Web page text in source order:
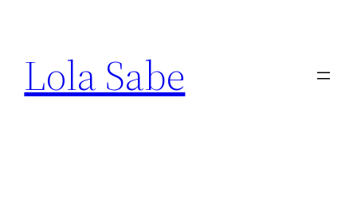
contenido
Lola Sabe